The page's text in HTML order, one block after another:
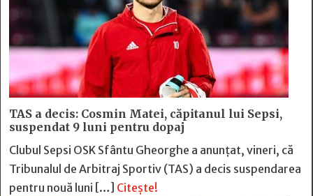
TAS a decis: Cosmin Matei, căpitanul lui Sepsi,
suspendat 9 luni pentru dopaj
Clubul Sepsi OSK Sfântu Gheorghe a anunțat, vineri, că
Tribunalul de Arbitraj Sportiv (TAS) a decis suspendarea
pentru nouă luni […] Citește!